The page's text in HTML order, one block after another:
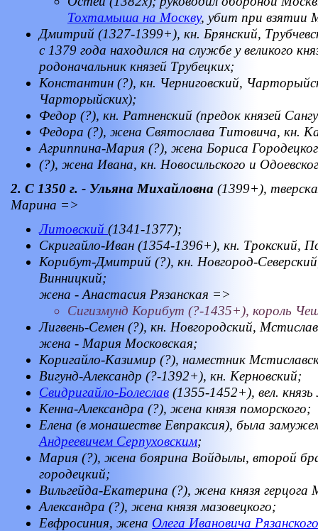
Тохтамыша на Москву, убит при взятии
Дмитрий (1327-1399+), кн. Брянский,
с 1379 года находился на службе у великого
родоначальник князей Трубецких;
Константин (?), кн. Черниговский,
Чарторыйских);
Федор (?), кн. Ратненский (предок князей
Федора (?), жена Святослава Титовича, кн.
Агриппина-Мария (?), жена Бориса
(?), жена Ивана, кн. Новосильского и
2. С 1350 г. - Ульяна Михайловна (1399+),
Марина =>
Литовский (1341-1377);
Скригайло-Иван (1354-1396+), кн. Трокский,
Корибут-Дмитрий (?), кн. Новгород-
Винницкий;
жена - Анастасия Рязанская =>
Сигизмунд Корибут (?-1435+), король
Лигвень-Семен (?), кн. Новгородский,
жена - Мария Московская;
Коригайло-Казимир (?), наместник
Вигунд-Александр (?-1392+), кн. Керновский;
Свидригайло-Болеслав (1355-1452+), вел.
Кенна-Александра (?), жена князя поморского;
Елена (в монашестве Евпраксия), была
Андреевичем Серпуховским;
Мария (?), жена боярина Войдылы, второй
городецкий;
Вильгейда-Екатерина (?), жена князя герцога
Александра (?), жена князя мазовецкого;
Евфросиния, жена Олега Ивановича Рязанского